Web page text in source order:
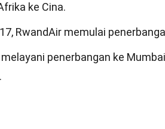
ke Cina.
RwandAir memulai
penerbangan ke